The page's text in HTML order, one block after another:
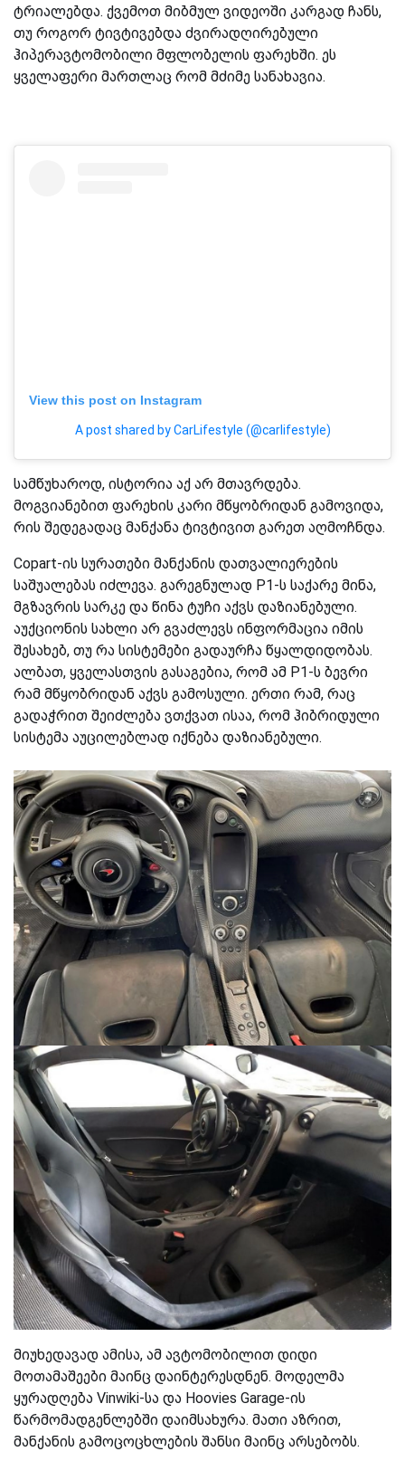
ტრიალებდა. ქვემოთ მიბმულ ვიდეოში კარგად ჩანს,
თუ როგორ ტივტივებდა ძვირადღირებული
ჰიპერავტომობილი მფლობელის ფარეხში. ეს
ყველაფერი მართლაც რომ მძიმე სანახავია.
View this post on Instagram
A post shared by CarLifestyle (@carlifestyle)
სამწუხაროდ, ისტორია აქ არ მთავრდება.
მოგვიანებით ფარეხის კარი მწყობრიდან გამოვიდა,
რის შედეგადაც მანქანა ტივტივით გარეთ აღმოჩნდა.
Copart-ის სურათები მანქანის დათვალიერების
საშუალებას იძლევა. გარეგნულად P1-ს საქარე მინა,
მგზავრის სარკე და წინა ტუჩი აქვს დაზიანებული.
აუქციონის სახლი არ გვაძლევს ინფორმაცია იმის
შესახებ, თუ რა სისტემები გადაურჩა წყალდიდობას.
ალბათ, ყველასთვის გასაგებია, რომ ამ P1-ს ბევრი
რამ მწყობრიდან აქვს გამოსული. ერთი რამ, რაც
გადაჭრით შეიძლება ვთქვათ ისაა, რომ ჰიბრიდული
სისტემა აუცილებლად იქნება დაზიანებული.
მიუხედავად ამისა, ამ ავტომობილით დიდი
მოთამაშეები მაინც დაინტერესდნენ. მოდელმა
ყურადღება Vinwiki-სა და Hoovies Garage-ის
წარმომადგენლებში დაიმსახურა. მათი აზრით,
მანქანის გამოცოცხლების შანსი მაინც არსებობს.